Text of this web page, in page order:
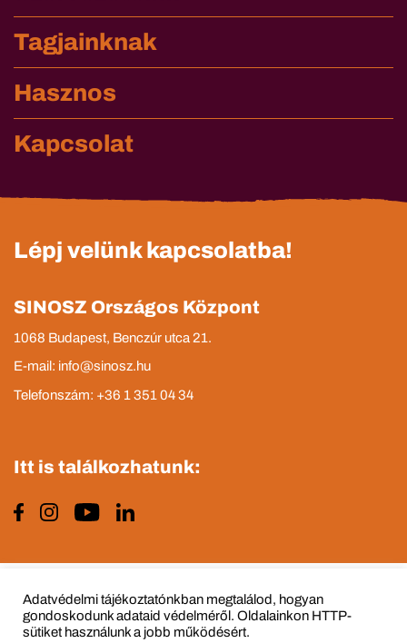
Tagjainknak
Hasznos
Kapcsolat
Lépj velünk kapcsolatba!
SINOSZ Országos Központ
1068 Budapest, Benczúr utca 21.
E-mail: info@sinosz.hu
Telefonszám: +36 1 351 04 34
Itt is találkozhatunk:
Impresszum Adatvédelmi tájékoztató
Adatvédelmi tájékoztatónkban megtalálod, hogyan
gondoskodunk adataid védelméről. Oldalainkon HTTP-
sütiket használunk a jobb működésért.